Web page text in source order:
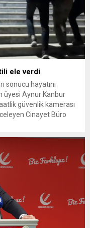
ele verdi
sonucu hayatını
üyesi Aynur Kanbur
güvenlik kamerası
Cinayet Büro